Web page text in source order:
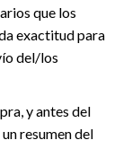
que los
exactitud para
del/los
y antes del
resumen del